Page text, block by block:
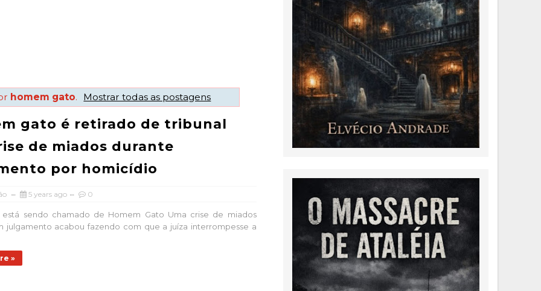
homem gato. Mostrar todas as postagens
gato é retirado de tribunal
de miados durante
por homicídio
5 years ago 0
está sendo chamado de Homem Gato Uma crise de miados
julgamento acabou fazendo com que a juíza interrompesse a
»